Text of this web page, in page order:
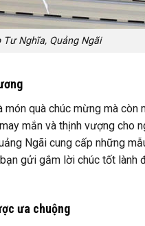
Tư Nghĩa, Quảng Ngãi
quà chúc mừng mà còn
mắn và thịnh vượng cho
Ngãi cung cấp những
gửi gắm lời chúc tốt lành
ưa chuộng